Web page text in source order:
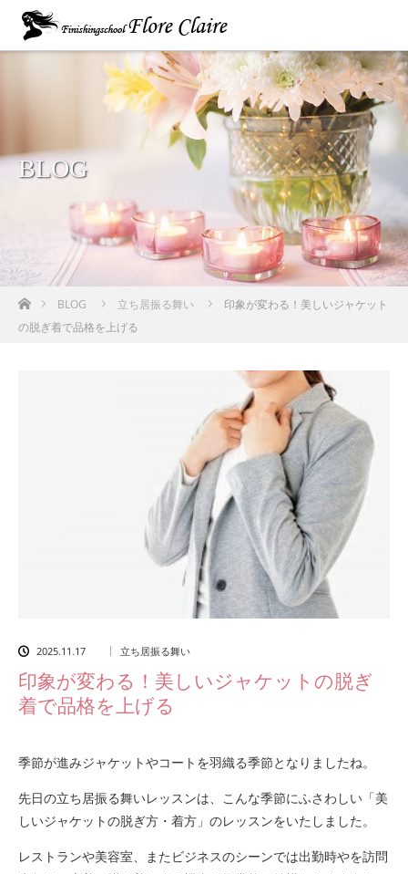
BLOG
ホームBLOG 立ち居振る舞い
印象が変わる！美しいジャケット
の脱ぎ着で品格を上げる
2025.11.17 立ち居振る舞い
印象が変わる！美しいジャケットの脱ぎ
着で品格を上げる
季節が進みジャケットやコートを羽織る季節となりましたね。
先日の立ち居振る舞いレッスンは、こんな季節にふさわしい「美
しいジャケットの脱ぎ方・着方」のレッスンをいたしました。
レストランや美容室、またビジネスのシーンでは出勤時やを訪問